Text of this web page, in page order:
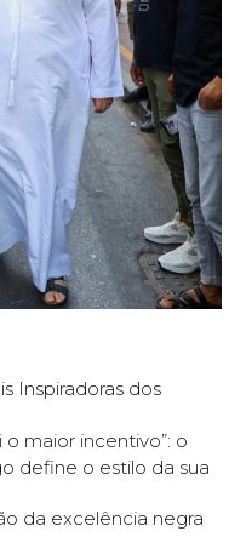
Inspiradoras dos
o maior incentivo”: o
define o estilo da sua
da excelência negra